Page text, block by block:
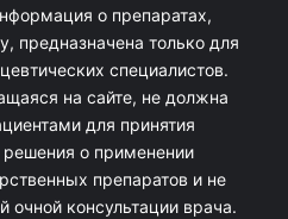
о препаратах,
предназначена только для
специалистов.
на сайте, не должна
для принятия
решения о применении
препаратов и не
консультации врача.